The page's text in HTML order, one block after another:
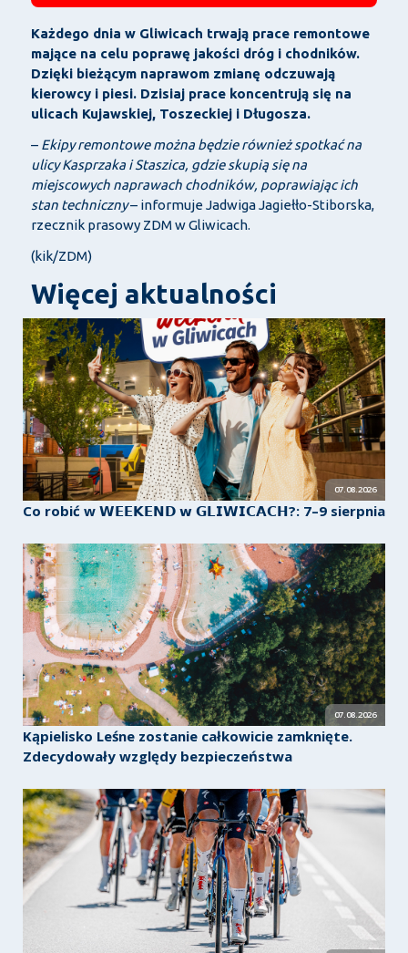
Każdego dnia w Gliwicach trwają prace remontowe
mające na celu poprawę jakości dróg i chodników.
Dzięki bieżącym naprawom zmianę odczuwają
kierowcy i piesi. Dzisiaj prace koncentrują się na
ulicach Kujawskiej, Toszeckiej i Długosza.
– Ekipy remontowe można będzie również spotkać na
ulicy Kasprzaka i Staszica, gdzie skupią się na
miejscowych naprawach chodników, poprawiając ich
stan techniczny– informuje Jadwiga Jagiełło-Stiborska,
rzecznik prasowy ZDM w Gliwicach.
(kik/ZDM)
Więcej aktualności
07.08.2026
Co robić w 𝗪𝗘𝗘𝗞𝗘𝗡𝗗 𝘄 𝗚𝗟𝗜𝗪𝗜𝗖𝗔𝗖𝗛?: 7–9 sierpnia
07.08.2026
Kąpielisko Leśne zostanie całkowicie zamknięte.
Zdecydowały względy bezpieczeństwa